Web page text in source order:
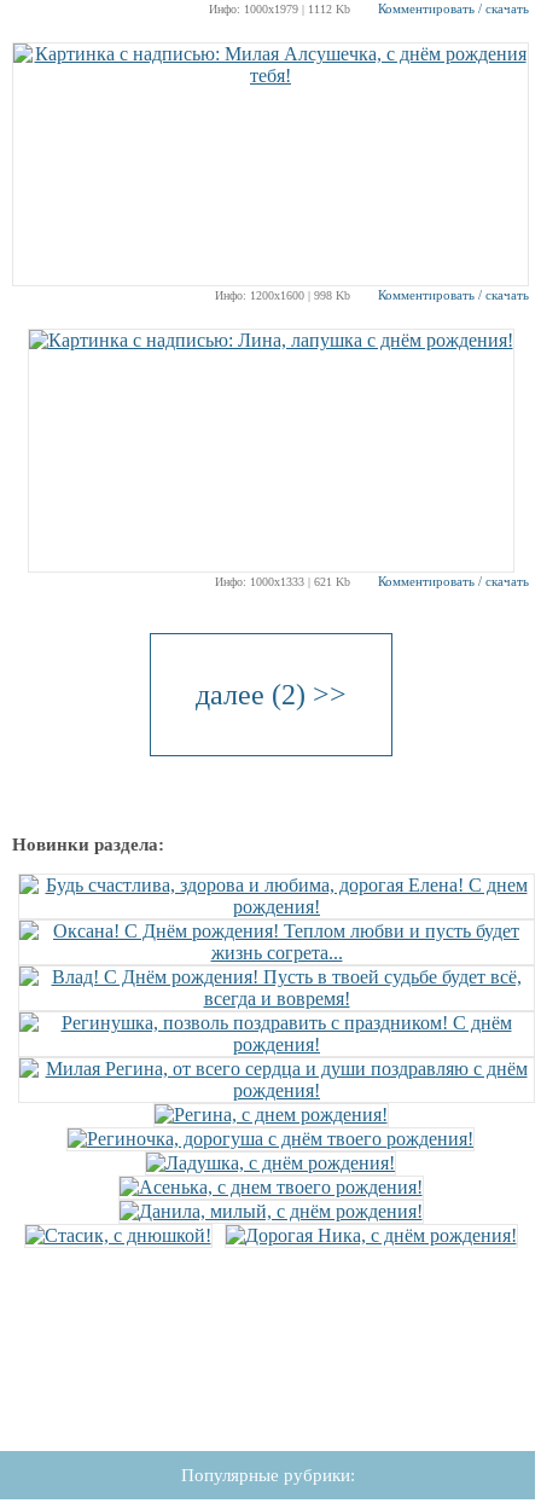
Инфо: 1000х1979 | 1112 Kb Комментировать / скачать
Инфо: 1200х1600 | 998 Kb Комментировать / скачать
Инфо: 1000х1333 | 621 Kb Комментировать / скачать
далее (2) >>
Новинки раздела:
Популярные рубрики: